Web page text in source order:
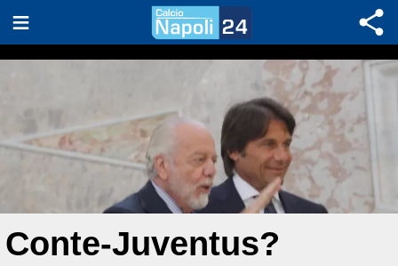
Conte-Juventus?